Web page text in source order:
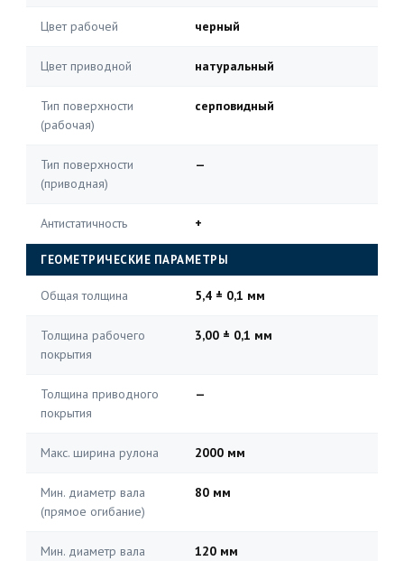
Цвет рабочей черный
Цвет приводной натуральный
Тип поверхности
(рабочая)
серповидный
Тип поверхности
(приводная)
—
Антистатичность +
ГЕОМЕТРИЧЕСКИЕ ПАРАМЕТРЫ
Общая толщина 5,4 ± 0,1 мм
Толщина рабочего
покрытия
3,00 ± 0,1 мм
Толщина приводного
покрытия
—
Макс. ширина рулона 2000 мм
Мин. диаметр вала
(прямое огибание)
80 мм
Мин. диаметр вала
120 мм